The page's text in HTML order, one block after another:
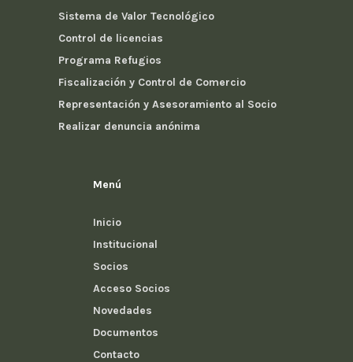
Sistema de Valor Tecnológico
Control de licencias
Programa Refugios
Fiscalización y Control de Comercio
Representación y Asesoramiento al Socio
Realizar denuncia anónima
Menú
Inicio
Institucional
Socios
Acceso Socios
Novedades
Documentos
Contacto